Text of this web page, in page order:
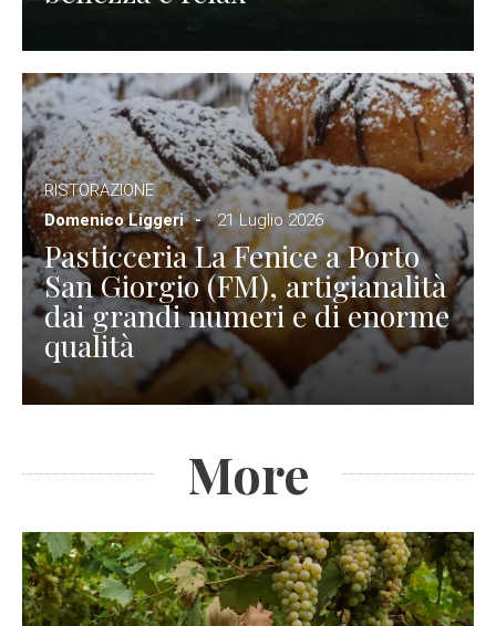
RISTORAZIONE
Domenico Liggeri
21 Luglio 2026
Pasticceria La Fenice a Porto
San Giorgio (FM), artigianalità
dai grandi numeri e di enorme
qualità
More